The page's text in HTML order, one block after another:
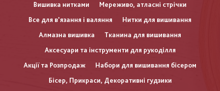
Вишивка нитками
Мереживо, атласні стрічки
Все для в'язання і валяння
Нитки для вишивання
Алмазна вишивка
Тканина для вишивання
Аксесуари та інструменти для рукоділля
Акції та Розпродаж
Набори для вишивання бісером
Бісер, Прикраси, Декоративні гудзики